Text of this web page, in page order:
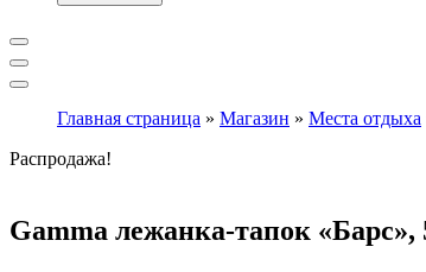
Главная страница » Магазин » Места отдыха
Распродажа!
Gamma лежанка-тапок «Барс»,